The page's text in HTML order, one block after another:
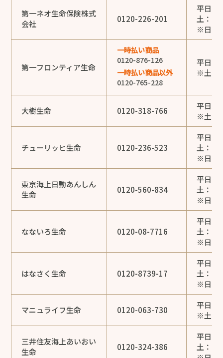
第一ネオ生命保険株式
会社
0120-226-201
平日：
土：
※日・
第一フロンティア生命
一時払い商品
0120-876-126
一時払い商品以外
0120-765-228
平日：
※土・
大樹生命 0120-318-766
平日：
※土・
チューリッヒ生命 0120-236-523
平日：
土：
※日・
東京海上日動あんしん
生命
0120-560-834
平日：
土：
※日・
なないろ生命 0120-08-7716
平日：
土：
※日・
はなさく生命 0120-8739-17
平日：
土：
※日・
マニュライフ生命 0120-063-730
平日：
※土・
三井住友海上あいおい
生命
0120-324-386
平日：
土：